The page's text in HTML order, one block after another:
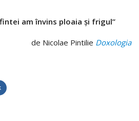
am învins ploaia și frigul”
de Nicolae Pintilie Doxologia